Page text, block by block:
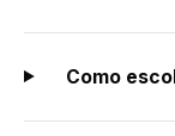
Como